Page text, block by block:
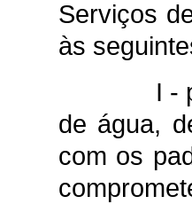
Serviços
às
I -
de água,
com os